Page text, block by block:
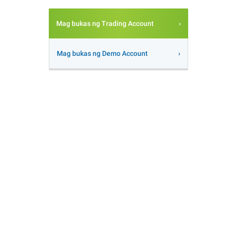
Mag bukas ng Trading Account
Mag bukas ng Demo Account